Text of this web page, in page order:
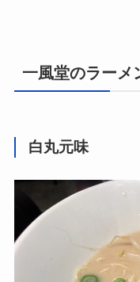
一風堂のラーメ
白丸元味